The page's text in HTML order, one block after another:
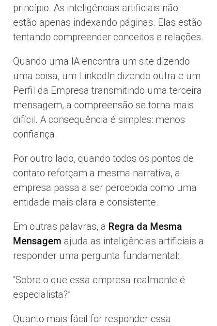
princípio. As inteligências artificiais não
estão apenas indexando páginas. Elas estão
tentando compreender conceitos e relações.
Quando uma IA encontra um site dizendo
uma coisa, um LinkedIn dizendo outra e um
Perfil da Empresa transmitindo uma terceira
mensagem, a compreensão se torna mais
difícil. A consequência é simples: menos
confiança.
Por outro lado, quando todos os pontos de
contato reforçam a mesma narrativa, a
empresa passa a ser percebida como uma
entidade mais clara e consistente.
Em outras palavras, a Regra da Mesma
Mensagem ajuda as inteligências artificiais a
responder uma pergunta fundamental:
“Sobre o que essa empresa realmente é
especialista?”
Quanto mais fácil for responder essa